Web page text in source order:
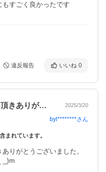
すごく良かったです
違反報告 いいね 0
この度は、迅速に対応して頂きありがとう… 2025/3/20
byl********さん
まれています。
りがとうございました。
_)m